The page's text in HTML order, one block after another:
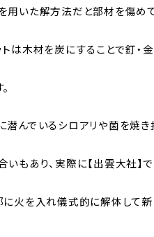
用いた解方法だと部材を傷め
トは木材を炭にすることで釘・
潜んでいるシロアリや菌を焼き
もあり、実際に【出雲大社】
に火を入れ儀式的に解体して